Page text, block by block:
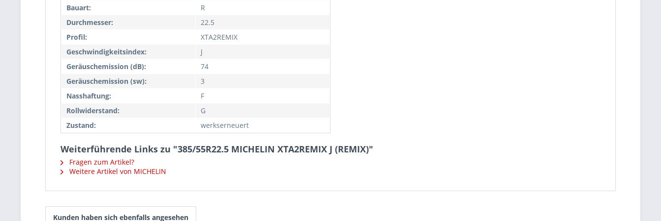
Bauart:
R
Durchmesser:
22.5
Profil:
XTA2REMIX
Geschwindigkeitsindex:
J
Geräuschemission (dB):
74
Geräuschemission (sw):
3
Nasshaftung:
F
Rollwiderstand:
G
Zustand:
werkserneuert
Weiterführende Links zu "385/55R22.5 MICHELIN XTA2REMIX J (REMIX)"
Fragen zum Artikel?
Weitere Artikel von MICHELIN
Kunden haben sich ebenfalls angesehen